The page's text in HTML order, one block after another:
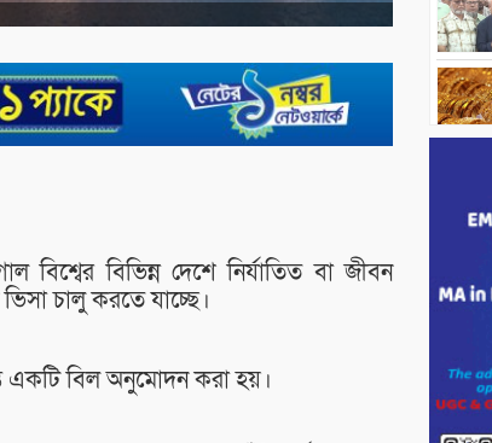
বিশ্বের বিভিন্ন দেশে নির্যাতিত বা জীবন
চালু করতে যাচ্ছে।
একটি বিল অনুমোদন করা হয়।